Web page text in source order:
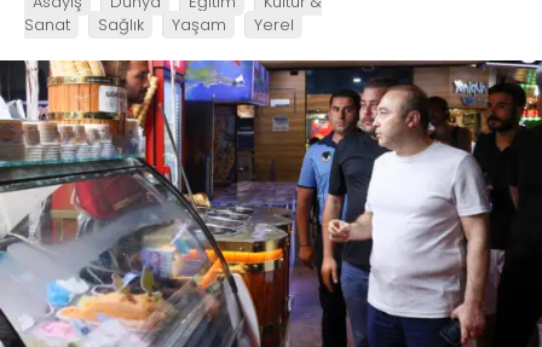
Sanat
Sağlık Yaşam Yerel